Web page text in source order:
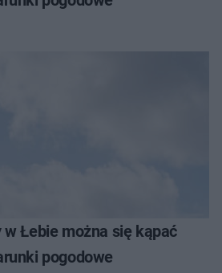
w Łebie można się kąpać
pogodowe